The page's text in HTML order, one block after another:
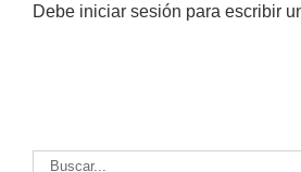
Debe iniciar sesión para escribir
Buscar: